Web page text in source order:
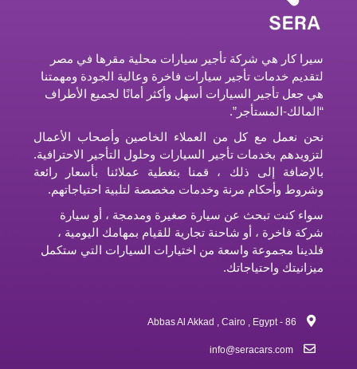
سيرا كار هي شركة تأجير سيارات محلية مقرها في مصر
لتقديم خدمات تأجير سيارات فاخرة وعالية الجودة ومهمتنا
هي جعل تأجير السيارات أسهل وأكثر أمانًا لجميع الأطراف
“المالك-المستأجر”.
نحن نعمل مع كل من العملاء الخاصين وأصحاب الأعمال
لتزويدهم بخدمات تأجير السيارات وحلول التأجير الاحترافية.
بالإضافة إلى ذلك ، قمنا بتغطية عملائنا بأسعار رائعة
وشروط وأحكام مرنة وخدمات مخصصة لتلبية احتياجاتهم.
سواء كنت تبحث عن سيارة صغيرة ومدمجة ، أو سيارة
شركة فاخرة ، أو شاحنة تجارية للقيام بمهامك اليومية ،
فلدينا مجموعة واسعة من اختيارات السيارات التي ستكمل
ميزانيتك واحتياجاتك.
info@seracars.com